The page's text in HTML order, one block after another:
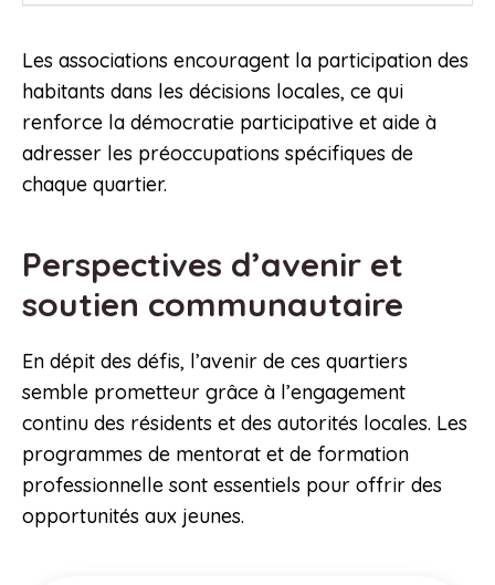
Les associations encouragent la participation des
habitants dans les décisions locales, ce qui
renforce la démocratie participative et aide à
adresser les préoccupations spécifiques de
chaque quartier.
Perspectives d’avenir et
soutien communautaire
En dépit des défis, l’avenir de ces quartiers
semble prometteur grâce à l’engagement
continu des résidents et des autorités locales. Les
programmes de mentorat et de formation
professionnelle sont essentiels pour offrir des
opportunités aux jeunes.